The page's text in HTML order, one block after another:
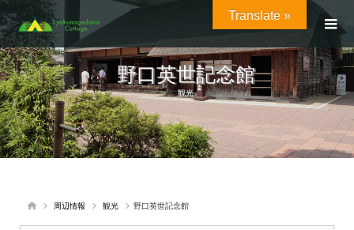
野口英世記念館
観光
周辺情報 観光 野口英世記念館
Translate »